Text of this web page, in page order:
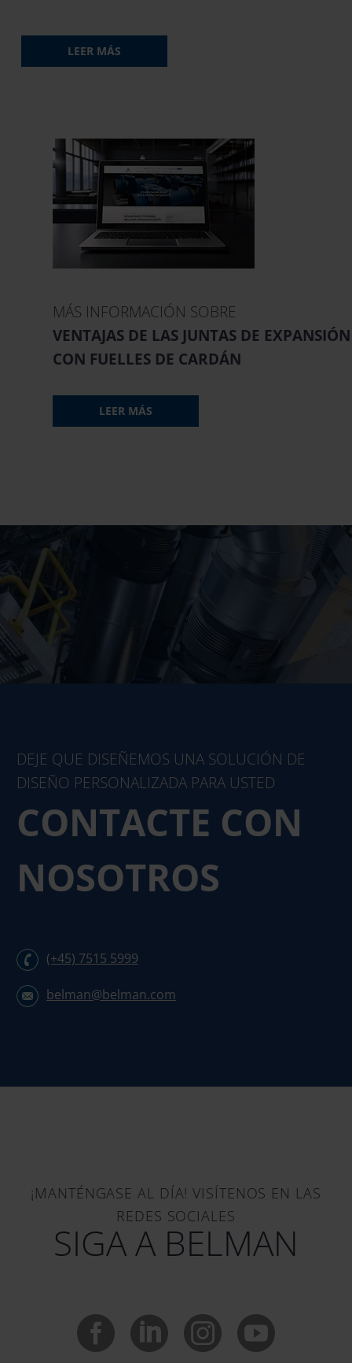
LEER MÁS
MÁS INFORMACIÓN SOBRE
VENTAJAS DE LAS JUNTAS DE EXPANSIÓN
CON FUELLES DE CARDÁN
LEER MÁS
DEJE QUE DISEÑEMOS UNA SOLUCIÓN DE
DISEÑO PERSONALIZADA PARA USTED
CONTACTE CON
NOSOTROS
(+45) 7515 5999
belman@belman.com
¡MANTÉNGASE AL DÍA! VISÍTENOS EN LAS
REDES SOCIALES
SIGA A BELMAN